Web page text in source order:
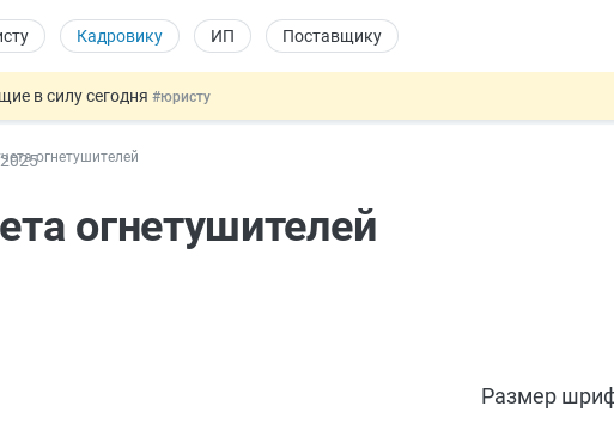
Кадровику ИП Поставщику
в силу сегодня #юристу
ВНЖ и гражданство: закон подписан
по 44-ФЗ#заказчику
огнетушителей
огнетушителей
Размер